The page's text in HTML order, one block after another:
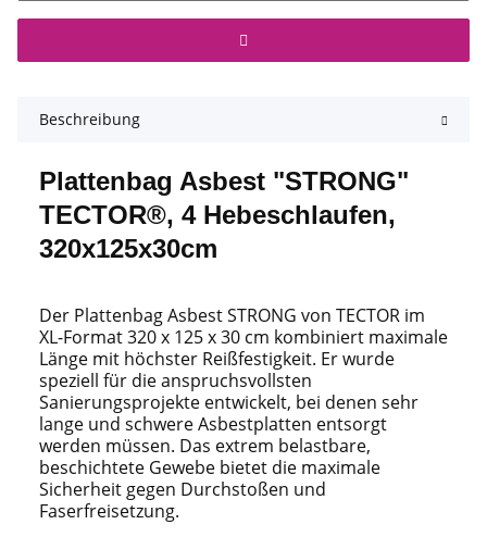
Beschreibung
Plattenbag Asbest "STRONG"
TECTOR®, 4 Hebeschlaufen,
320x125x30cm
Der Plattenbag Asbest STRONG von TECTOR im
XL-Format 320 x 125 x 30 cm kombiniert maximale
Länge mit höchster Reißfestigkeit. Er wurde
speziell für die anspruchsvollsten
Sanierungsprojekte entwickelt, bei denen sehr
lange und schwere Asbestplatten entsorgt
werden müssen. Das extrem belastbare,
beschichtete Gewebe bietet die maximale
Sicherheit gegen Durchstoßen und
Faserfreisetzung.